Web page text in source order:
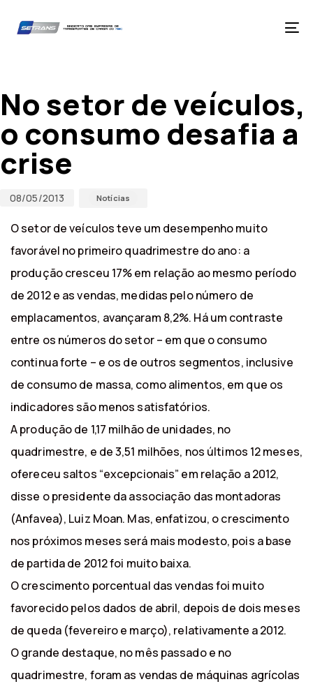
primary
No setor de veículos,
o consumo desafia a
crise
08/05/2013 Notícias
O setor de veículos teve um desempenho muito
favorável no primeiro quadrimestre do ano: a
produção cresceu 17% em relação ao mesmo período
de 2012 e as vendas, medidas pelo número de
emplacamentos, avançaram 8,2%. Há um contraste
entre os números do setor – em que o consumo
continua forte – e os de outros segmentos, inclusive
de consumo de massa, como alimentos, em que os
indicadores são menos satisfatórios.
A produção de 1,17 milhão de unidades, no
quadrimestre, e de 3,51 milhões, nos últimos 12 meses,
ofereceu saltos “excepcionais” em relação a 2012,
disse o presidente da associação das montadoras
(Anfavea), Luiz Moan. Mas, enfatizou, o crescimento
nos próximos meses será mais modesto, pois a base
de partida de 2012 foi muito baixa.
O crescimento porcentual das vendas foi muito
favorecido pelos dados de abril, depois de dois meses
de queda (fevereiro e março), relativamente a 2012.
O grande destaque, no mês passado e no
quadrimestre, foram as vendas de máquinas agrícolas